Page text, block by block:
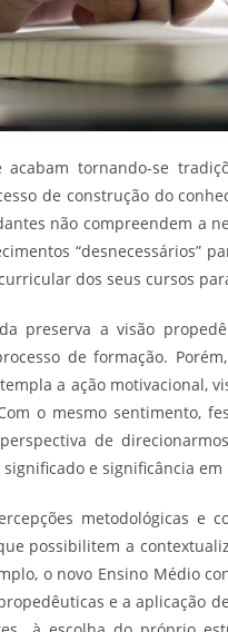
acabam tornando-se
de construção do
não compreendem a
“desnecessários”
dos seus cursos
preserva a visão
de formação.
a ação motivacional,
o mesmo sentimento,
de
e significância
metodológicas e
possibilitem a
o novo Ensino Médio
e a aplicação